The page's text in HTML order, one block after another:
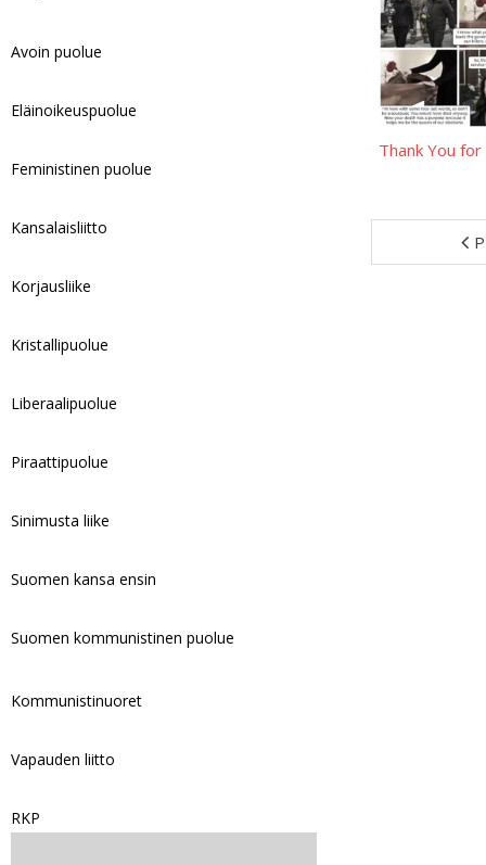
Thank You
Avoin puolue
Eläinoikeuspuolue
Feministinen puolue
Kansalaisliitto
Korjausliike
Kristallipuolue
Liberaalipuolue
Piraattipuolue
Sinimusta liike
Suomen kansa ensin
Suomen kommunistinen puolue
Kommunistinuoret
Vapauden liitto
RKP